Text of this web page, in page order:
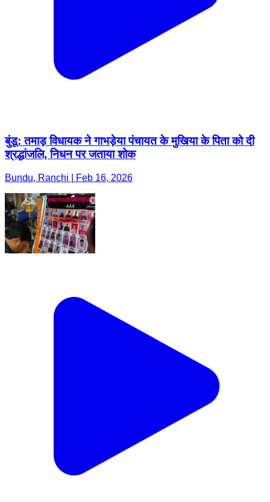
बुंडू: तमाड़ विधायक ने गाभड़ेया पंचायत के मुखिया के पिता को दी
श्रद्धांजलि, निधन पर जताया शोक
Bundu, Ranchi | Feb 16, 2026